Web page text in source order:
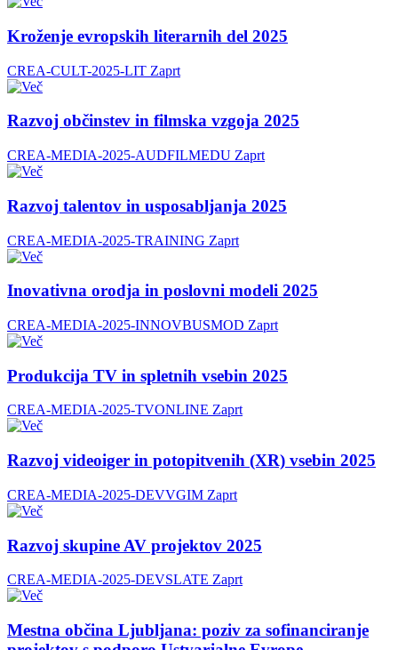
Kroženje evropskih literarnih del 2025
CREA-CULT-2025-LIT Zaprt
Razvoj občinstev in filmska vzgoja 2025
CREA-MEDIA-2025-AUDFILMEDU Zaprt
Razvoj talentov in usposabljanja 2025
CREA-MEDIA-2025-TRAINING Zaprt
Inovativna orodja in poslovni modeli 2025
CREA-MEDIA-2025-INNOVBUSMOD Zaprt
Produkcija TV in spletnih vsebin 2025
CREA-MEDIA-2025-TVONLINE Zaprt
Razvoj videoiger in potopitvenih (XR) vsebin 2025
CREA-MEDIA-2025-DEVVGIM Zaprt
Razvoj skupine AV projektov 2025
CREA-MEDIA-2025-DEVSLATE Zaprt
Mestna občina Ljubljana: poziv za sofinanciranje